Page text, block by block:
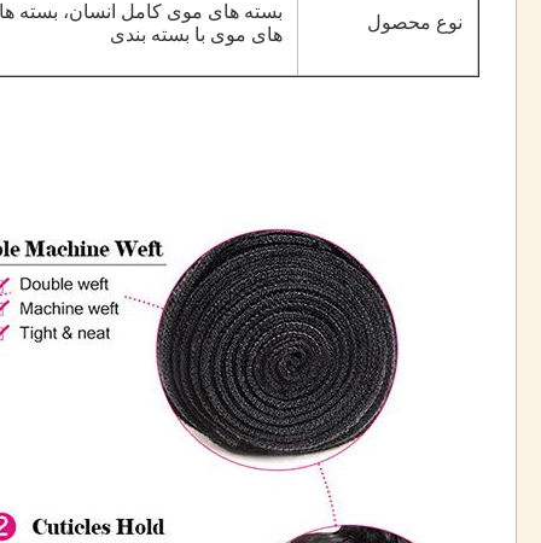
نوع محصول
بسته های موی کامل انسان، بسته
های موی با بسته بندی